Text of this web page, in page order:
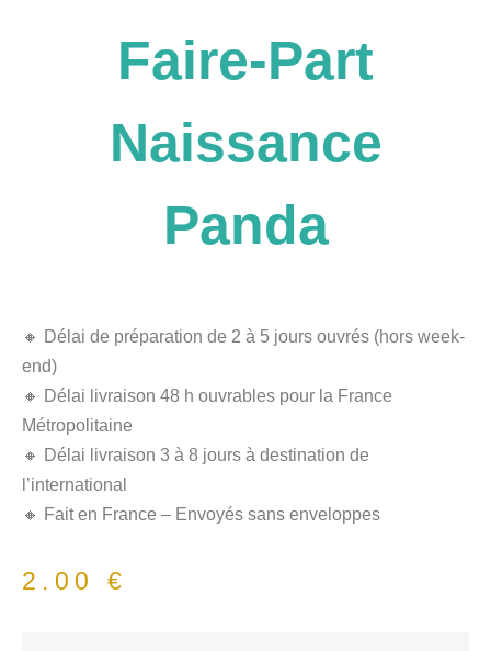
Faire-Part
Naissance
Panda
🔸 Délai de préparation de 2 à 5 jours ouvrés (hors week-
end)
🔸 Délai livraison 48 h ouvrables pour la France
Métropolitaine
🔸 Délai livraison 3 à 8 jours à destination de
l’international
🔸 Fait en France – Envoyés sans enveloppes
2.00 €